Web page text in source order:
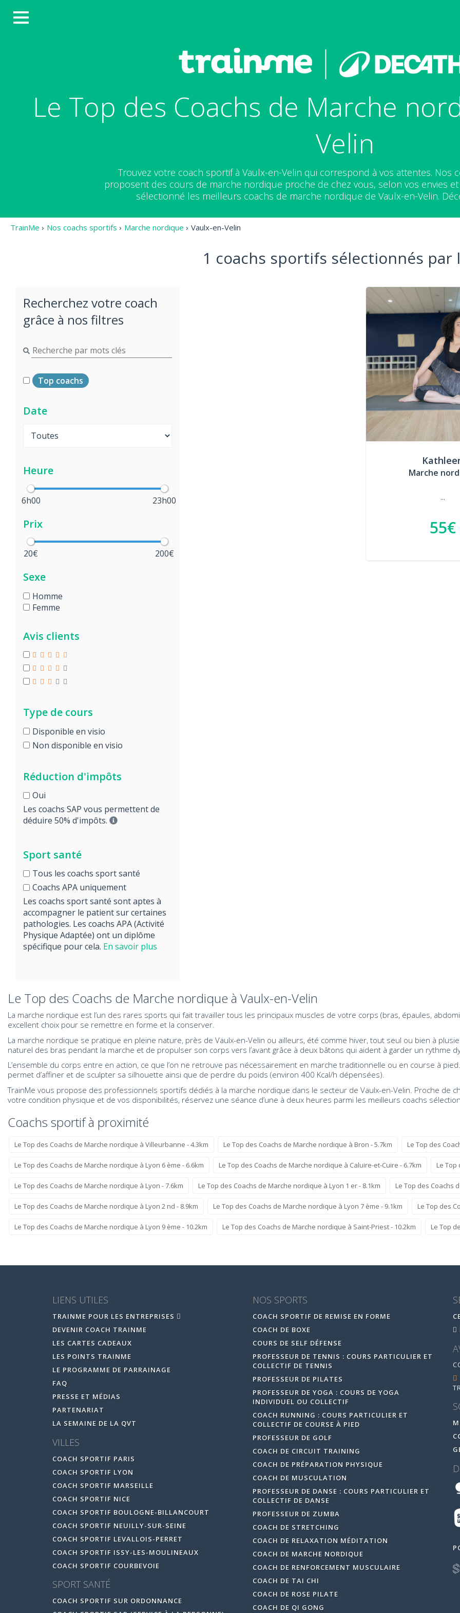
Le Top des Coachs de Marche
Velin
Trouvez votre coach sportif à Vaulx-en-Velin qui correspond à vos attentes. Nos
proposent des cours de marche nordique proche de chez vous, selon vos envies
sélectionné les meilleurs coachs de marche nordique de Vaulx-en-Velin.
TrainMe › Nos coachs sportifs › Marche nordique › Vaulx-en-Velin
Recherchez votre coach
grâce à nos filtres
Top coachs
Date
Heure
6h00 23h00
Prix
20€ 200€
Sexe
Homme
Femme
Avis clients
Type de cours
Disponible en visio
Non disponible en visio
Réduction d'impôts
Oui
Les coachs SAP vous permettent de
déduire 50% d'impôts.
Sport santé
Tous les coachs sport santé
Coachs APA uniquement
Les coachs sport santé sont aptes à
accompagner le patient sur certaines
pathologies. Les coachs APA (Activité
Physique Adaptée) ont un diplôme
spécifique pour cela. En savoir plus
1 coachs sportifs sélectionnés par
Marche
...
55€
Le Top des Coachs de Marche nordique à Vaulx-en-Velin
La marche nordique est l’un des rares sports qui fait travailler tous les principaux muscles de votre corps (bras, épaules,
excellent choix pour se remettre en forme et la conserver.
La marche nordique se pratique en pleine nature, près de Vaulx-en-Velin ou ailleurs, été comme hiver, tout seul ou bien à
naturel des bras pendant la marche et de propulser son corps vers l’avant grâce à deux bâtons qui aident à garder un rythme
L’ensemble du corps entre en action, ce que l’on ne retrouve pas nécessairement en marche traditionnelle ou en course à
permet d’affiner et de sculpter sa silhouette ainsi que de perdre du poids (environ 400 Kcal/h dépensées).
TrainMe vous propose des professionnels sportifs dédiés à la marche nordique dans le secteur de Vaulx-en-Velin. Proche de
votre condition physique et de vos disponibilités, réservez une séance d’une à deux heures parmi les meilleurs coachs
Coachs sportif à proximité
Le Top des Coachs de Marche nordique à Villeurbanne - 4.3km Le Top des Coachs de Marche nordique à Bron - 5.7km Le Top des
Le Top des Coachs de Marche nordique à Lyon 6 ème - 6.6km Le Top des Coachs de Marche nordique à Caluire-et-Cuire - 6.7km Le Top
Le Top des Coachs de Marche nordique à Lyon - 7.6km Le Top des Coachs de Marche nordique à Lyon 1 er - 8.1km Le Top des Coachs
Le Top des Coachs de Marche nordique à Lyon 2 nd - 8.9km Le Top des Coachs de Marche nordique à Lyon 7 ème - 9.1km Le Top des
Le Top des Coachs de Marche nordique à Lyon 9 ème - 10.2km Le Top des Coachs de Marche nordique à Saint-Priest - 10.2km Le Top
LIENS UTILES
TRAINME POUR LES ENTREPRISES
DEVENIR COACH TRAINME
LES CARTES CADEAUX
LES POINTS TRAINME
LE PROGRAMME DE PARRAINAGE
FAQ
PRESSE ET MÉDIAS
PARTENARIAT
LA SEMAINE DE LA QVT
VILLES
COACH SPORTIF PARIS
COACH SPORTIF LYON
COACH SPORTIF MARSEILLE
COACH SPORTIF NICE
COACH SPORTIF BOULOGNE-BILLANCOURT
COACH SPORTIF NEUILLY-SUR-SEINE
COACH SPORTIF LEVALLOIS-PERRET
COACH SPORTIF ISSY-LES-MOULINEAUX
COACH SPORTIF COURBEVOIE
SPORT SANTÉ
COACH SPORTIF SUR ORDONNANCE
NOS SPORTS
COACH SPORTIF DE REMISE EN FORME
COACH DE BOXE
COURS DE SELF DÉFENSE
PROFESSEUR DE TENNIS : COURS PARTICULIER ET
COLLECTIF DE TENNIS
PROFESSEUR DE PILATES
PROFESSEUR DE YOGA : COURS DE YOGA
INDIVIDUEL OU COLLECTIF
COACH RUNNING : COURS PARTICULIER ET
COLLECTIF DE COURSE À PIED
PROFESSEUR DE GOLF
COACH DE CIRCUIT TRAINING
COACH DE PRÉPARATION PHYSIQUE
COACH DE MUSCULATION
PROFESSEUR DE DANSE : COURS PARTICULIER ET
COLLECTIF DE DANSE
PROFESSEUR DE ZUMBA
COACH DE STRETCHING
COACH DE RELAXATION MÉDITATION
COACH DE MARCHE NORDIQUE
COACH DE RENFORCEMENT MUSCULAIRE
COACH DE TAI CHI
COACH DE ROSE PILATE
COACH DE QI GONG